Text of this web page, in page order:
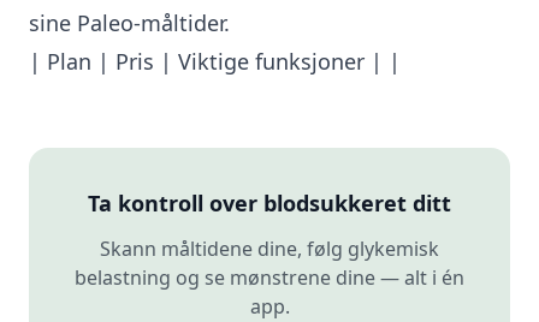
sine Paleo-måltider.
| Plan | Pris | Viktige funksjoner | |
Ta kontroll over blodsukkeret ditt
Skann måltidene dine, følg glykemisk
belastning og se mønstrene dine — alt i én
app.